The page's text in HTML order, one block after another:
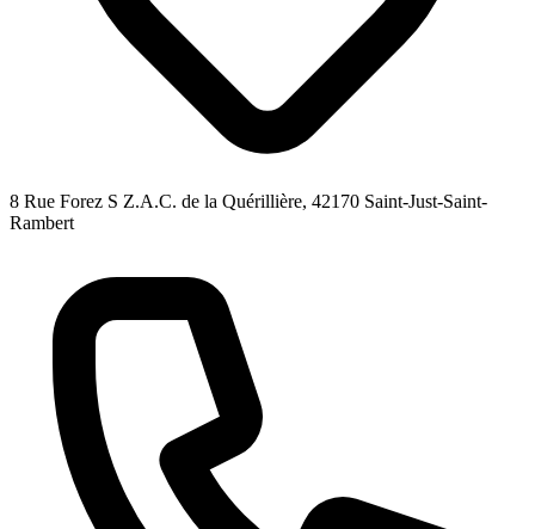
8 Rue Forez S Z.A.C. de la Quérillière, 42170 Saint-Just-Saint-
Rambert